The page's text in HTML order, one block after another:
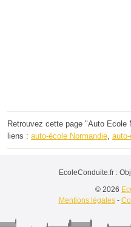
Retrouvez cette page "Auto Ecole
liens : auto-école Normandie
EcoleConduite.fr :
© 2026
Mentions légales-